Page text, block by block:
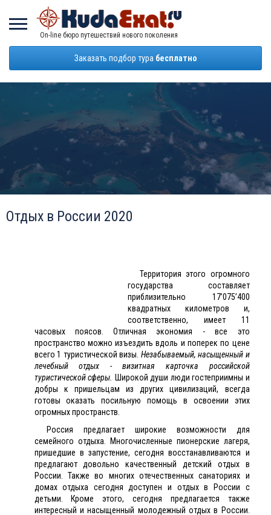
On-line бюро путешествий нового поколения
Заказать подбор тура бесплатно
Отдых в России 2020
Территория этого огромного
государства составляет
приблизительно 17’075’400
квадратных километров и,
соответственно, имеет 11
часовых поясов. Отличная экономия - все это
пространство можно изъездить вдоль и поперек по цене
всего 1 туристической визы. Незабываемый, насыщенный и
лечебный отдых - визитная карточка российской
туристической сферы.
Широкой души люди гостеприимны и
добры к пришельцам из других цивилизаций, всегда
готовы оказать посильную помощь в освоении этих
огромных пространств.
Россия предлагает широкие возможности для
семейного отдыха. Многочисленные пионерские лагеря,
пришедшие в запустение, сегодня восстанавливаются и
предлагают довольно качественный детский отдых в
России. Также во многих отечественных санаториях и
домах отдыха сегодня доступен и отдых в России с
детьми. Кроме этого, сегодня предлагается также
интересный и насыщенный молодежный отдых в России.